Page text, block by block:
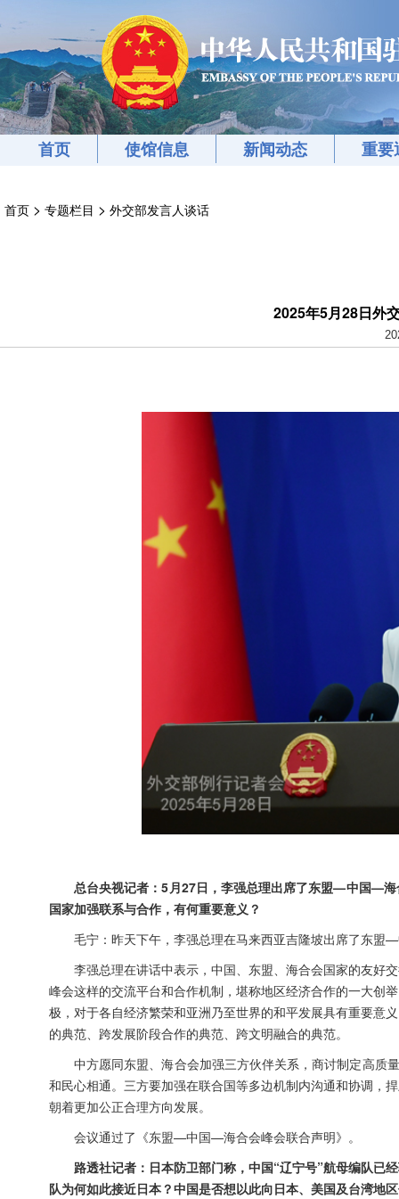
首页 使馆信息 新闻动态 重要
首页 > 专题栏目 > 外交部发言人谈话
2025年5月28日外
总台央视记者：5月27日，李强总理出席了东盟—中国—
国家加强联系与合作，有何重要意义？
毛宁：昨天下午，李强总理在马来西亚吉隆坡出席了东
李强总理在讲话中表示，中国、东盟、海合会国家的友好
峰会这样的交流平台和合作机制，堪称地区经济合作的一大创
极，对于各自经济繁荣和亚洲乃至世界的和平发展具有重要意
的典范、跨发展阶段合作的典范、跨文明融合的典范。
中方愿同东盟、海合会加强三方伙伴关系，商讨制定高质
和民心相通。三方要加强在联合国等多边机制内沟通和协调，
朝着更加公正合理方向发展。
会议通过了《东盟—中国—海合会峰会联合声明》。
路透社记者：日本防卫部门称，中国“辽宁号”航母编队已
队为何如此接近日本？中国是否想以此向日本、美国及台湾地